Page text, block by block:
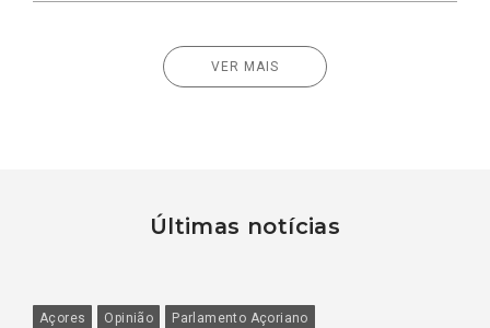
VER MAIS
Últimas notícias
Açores Opinião Parlamento Açoriano